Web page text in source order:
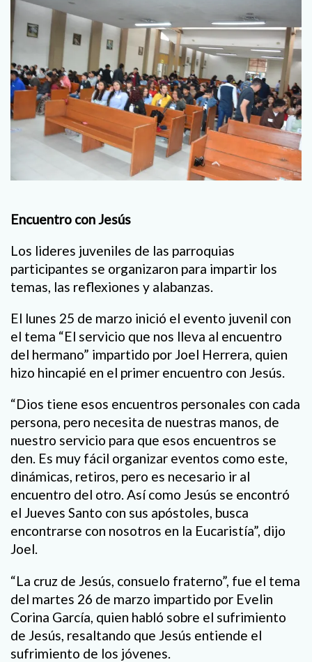
Encuentro con Jesús
Los lideres juveniles de las parroquias
participantes se organizaron para impartir los
temas, las reflexiones y alabanzas.
El lunes 25 de marzo inició el evento juvenil con
el tema “El servicio que nos lleva al encuentro
del hermano” impartido por Joel Herrera, quien
hizo hincapié en el primer encuentro con Jesús.
“Dios tiene esos encuentros personales con cada
persona, pero necesita de nuestras manos, de
nuestro servicio para que esos encuentros se
den. Es muy fácil organizar eventos como este,
dinámicas, retiros, pero es necesario ir al
encuentro del otro. Así como Jesús se encontró
el Jueves Santo con sus apóstoles, busca
encontrarse con nosotros en la Eucaristía”, dijo
Joel.
“La cruz de Jesús, consuelo fraterno”, fue el tema
del martes 26 de marzo impartido por Evelin
Corina García, quien habló sobre el sufrimiento
de Jesús, resaltando que Jesús entiende el
sufrimiento de los jóvenes.